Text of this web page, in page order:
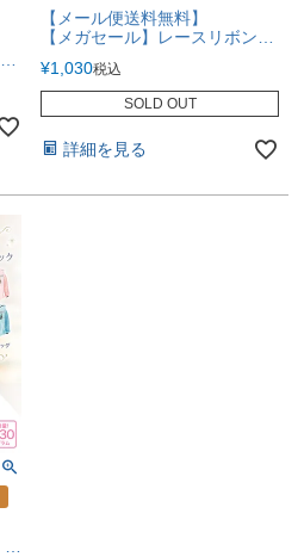
【メール便送料無料】
【メガセール】レースリボンバレッタ キャサリンコテージ 髪飾り 髪留め ヘアアクセサリー アクセサリー YUP6《メール便優先商品》
¥1,030税込
SOLD OUT
詳細を見る